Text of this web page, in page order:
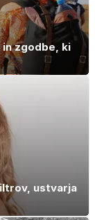
zgodbe, ki
ustvarja